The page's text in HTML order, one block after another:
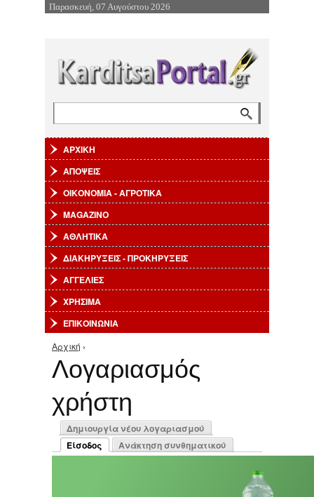
Επιστροφή στην Πλοήγηση
Παρασκευή, 07 Αυγούστου 2026
ΑΡΧΙΚΗ
ΑΠΟΨΕΙΣ
ΟΙΚΟΝΟΜΙΑ - ΑΓΡΟΤΙΚΑ
MAGAZINO
ΑΘΛΗΤΙΚΑ
ΔΙΑΚΗΡΥΞΕΙΣ - ΠΡΟΚΗΡΥΞΕΙΣ
ΑΓΓΕΛΙΕΣ
ΧΡΗΣΙΜΑ
ΕΠΙΚΟΙΝΩΝΙΑ
Είστε εδώ
Αρχική ›
Λογαριασμός
χρήστη
Πρωτεύουσες καρτέλες
Δημιουργία νέου λογαριασμού
Είσοδος
(ενεργή καρτέλα)
Ανάκτηση συνθηματικού